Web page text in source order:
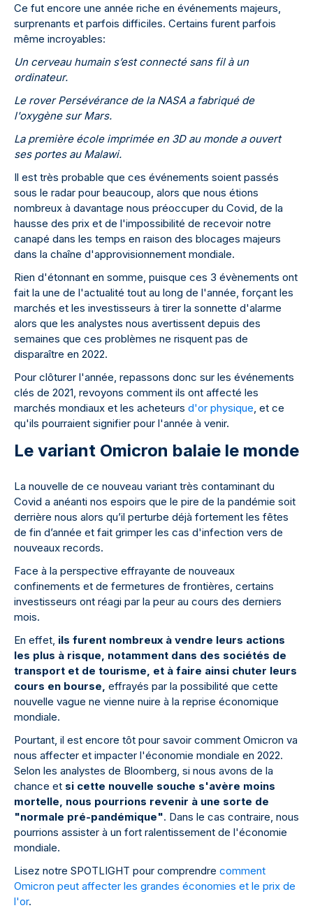
Ce fut encore une année riche en événements majeurs,
surprenants et parfois difficiles. Certains furent parfois
même incroyables:
Un cerveau humain s’est connecté sans fil à un
ordinateur.
Le rover Persévérance de la NASA a fabriqué de
l'oxygène sur Mars.
La première école imprimée en 3D au monde a ouvert
ses portes au Malawi.
Il est très probable que ces événements soient passés
sous le radar pour beaucoup, alors que nous étions
nombreux à davantage nous préoccuper du Covid, de la
hausse des prix et de l'impossibilité de recevoir notre
canapé dans les temps en raison des blocages majeurs
dans la chaîne d'approvisionnement mondiale.
Rien d'étonnant en somme, puisque ces 3 évènements ont
fait la une de l'actualité tout au long de l'année, forçant les
marchés et les investisseurs à tirer la sonnette d'alarme
alors que les analystes nous avertissent depuis des
semaines que ces problèmes ne risquent pas de
disparaître en 2022.
Pour clôturer l'année, repassons donc sur les événements
clés de 2021, revoyons comment ils ont affecté les
marchés mondiaux et les acheteurs d'or physique , et ce
qu'ils pourraient signifier pour l'année à venir.
Le variant Omicron balaie le monde
La nouvelle de ce nouveau variant très contaminant du
Covid a anéanti nos espoirs que le pire de la pandémie soit
derrière nous alors qu’il perturbe déjà fortement les fêtes
de fin d’année et fait grimper les cas d'infection vers de
nouveaux records.
Face à la perspective effrayante de nouveaux
confinements et de fermetures de frontières, certains
investisseurs ont réagi par la peur au cours des derniers
mois.
En effet, ils furent nombreux à vendre leurs actions
les plus à risque, notamment dans des sociétés de
transport et de tourisme, et à faire ainsi chuter leurs
cours en bourse, effrayés par la possibilité que cette
nouvelle vague ne vienne nuire à la reprise économique
mondiale.
Pourtant, il est encore tôt pour savoir comment Omicron va
nous affecter et impacter l'économie mondiale en 2022.
Selon les analystes de Bloomberg, si nous avons de la
chance et si cette nouvelle souche s'avère moins
mortelle, nous pourrions revenir à une sorte de
"normale pré-pandémique". Dans le cas contraire, nous
pourrions assister à un fort ralentissement de l'économie
mondiale.
Lisez notre SPOTLIGHT pour comprendre comment
Omicron peut affecter les grandes économies et le prix de
l'or.